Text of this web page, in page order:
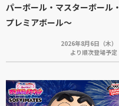
パーボール・マスターボール・
プレミアボール～
2026年8月6日（木）
より順次登場予定